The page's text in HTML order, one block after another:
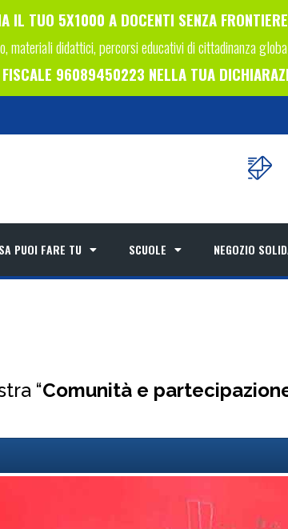
IL TUO 5X1000 A DOCENTI SENZA
materiali didattici, percorsi educativi di cittadinanza
96089450223 NELLA TUA
PUOI FARE TU SCUOLE NEGOZIO
“Comunità e